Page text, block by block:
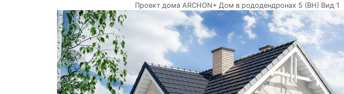
Проект дома ARCHON+ Дом в рододендронах 5 (ВH) Вид 1